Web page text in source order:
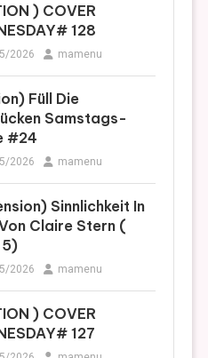
) COVER
128
2026 mamenu
Füll Die
Samstags-
#24
2026 mamenu
Sinnlichkeit In
Claire Stern (
5)
2026 mamenu
) COVER
127